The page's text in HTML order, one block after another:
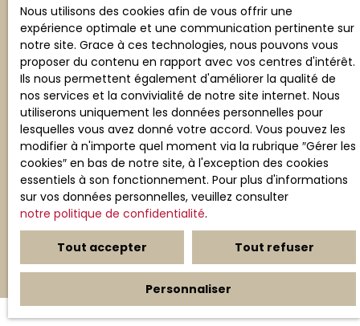
au démarchage téléphonique, prévu par l'article
L223-1 du code de la consommation, sur le site
Internet www.bloctel.gouv.fr ou par courrier
adressé à :
Société Worldline, Service Bloctel, CS 61311, 41013
BLOIS CEDEX.
Pour en savoir plus sur le traitement de vos
données personnelles, veuillez consulter notre
politique de confidentialité .
Recevoir des annonces
Nous utilisons des cookies afin de vous offrir une
expérience optimale et une communication pertinente sur
notre site. Grace à ces technologies, nous pouvons vous
proposer du contenu en rapport avec vos centres d'intérêt.
Ils nous permettent également d'améliorer la qualité de
nos services et la convivialité de notre site internet. Nous
utiliserons uniquement les données personnelles pour
lesquelles vous avez donné votre accord. Vous pouvez les
modifier à n'importe quel moment via la rubrique ″Gérer les
cookies″ en bas de notre site, à l'exception des cookies
essentiels à son fonctionnement. Pour plus d'informations
sur vos données personnelles, veuillez consulter
notre politique de confidentialité.
Tout accepter Tout refuser
Personnaliser